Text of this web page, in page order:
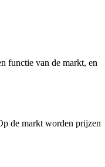
functie van de markt, en
de markt worden prijzen